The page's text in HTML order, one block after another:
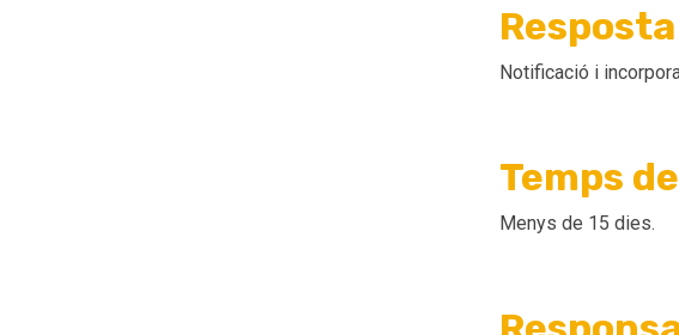
Notificació i
Temps
Menys de 15 dies.